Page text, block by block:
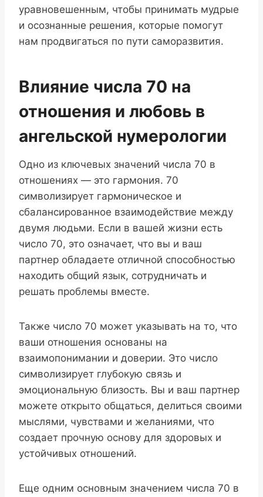
уравновешенным, чтобы принимать мудрые
и осознанные решения, которые помогут
нам продвигаться по пути саморазвития.
Влияние числа 70 на
отношения и любовь в
ангельской нумерологии
Одно из ключевых значений числа 70 в
отношениях — это гармония. 70
символизирует гармоническое и
сбалансированное взаимодействие между
двумя людьми. Если в вашей жизни есть
число 70, это означает, что вы и ваш
партнер обладаете отличной способностью
находить общий язык, сотрудничать и
решать проблемы вместе.
Также число 70 может указывать на то, что
ваши отношения основаны на
взаимопонимании и доверии. Это число
символизирует глубокую связь и
эмоциональную близость. Вы и ваш партнер
можете открыто общаться, делиться своими
мыслями, чувствами и желаниями, что
создает прочную основу для здоровых и
устойчивых отношений.
Еще одним основным значением числа 70 в